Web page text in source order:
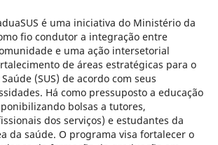
é uma iniciativa do Ministério da
fio condutor a integração entre
e uma ação intersetorial
de áreas estratégicas para o
(SUS) de acordo com seus
Há como pressuposto a educação
bolsas a tutores,
dos serviços) e estudantes da
da saúde. O programa visa fortalecer o